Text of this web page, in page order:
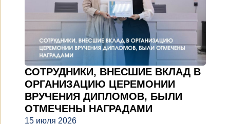
СОТРУДНИКИ, ВНЕСШИЕ ВКЛАД В
ОРГАНИЗАЦИЮ ЦЕРЕМОНИИ
ВРУЧЕНИЯ ДИПЛОМОВ, БЫЛИ
ОТМЕЧЕНЫ НАГРАДАМИ
15 июля 2026